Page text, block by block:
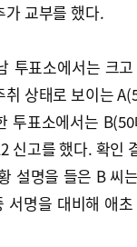
가 교부를 했다.
투표소에서는 크
취 상태로 보이는
투표소에서는
신고를 했다. 확인
설명을 들은 B 씨
서명을 대비해 애